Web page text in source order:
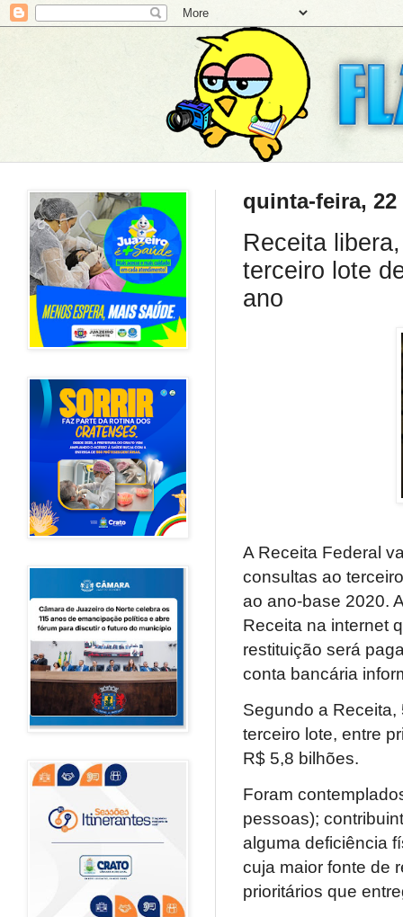
quinta-feira,
Receita
terceiro lote
ano
A Receita Federal
consultas ao
ao ano-base 2020.
Receita na internet
restituição será
conta bancária
Segundo a
terceiro lote, entre
R$ 5,8 bilhões.
Foram
pessoas);
alguma deficiência
cuja maior fonte de
prioritários que